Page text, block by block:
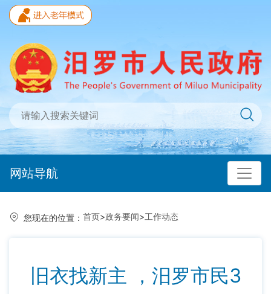
网站导航
您现在的位置： 首页>政务要闻>工作动态
旧衣找新主 ，汨罗市民3